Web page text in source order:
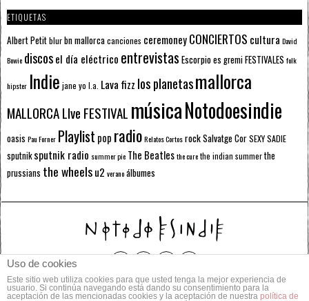
ETIQUETAS
Albert Petitblurbn mallorcacanciones ceremoneyCONCIERTOS cultura David
Bowie discosel día eléctrico entrevistas Escorpioes gremiFESTIVALES folk
hipster Indie jane yo l.a. Lava fizz los planetasmallorca
MALLORCA LIve FESTIVAL músicaNotodoesindie
oasis Pau Forner Playlist pop radioRelatos CortosrockSalvatge CorSEXY SADIE
sputnik sputnik radio summer pie The Beatlesthe curethe indian summerthe
prussians the wheelsu2 veranoálbumes
© 2014 Todos los derechos reservados.
Uso de cookies
Este sitio web utiliza cookies para que usted tenga la mejor experiencia de
usuario. Si continúa navegando está dando su consentimiento para la
aceptación de las mencionadas cookies y la aceptación de nuestra política de